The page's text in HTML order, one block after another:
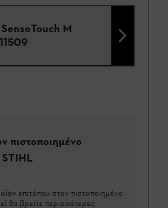
M
πιστοποιημένο
STIHL
επιτόπου στον πιστοποιημένο
θα βρείτε περισσότερες